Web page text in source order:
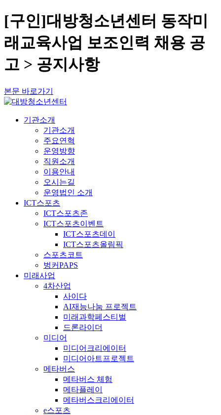
[구인]대방청소년센터 동작미
래교육사업 보조인력 채용 공
고 > 공지사항
본문 바로가기
기관소개
기관소개
주요연혁
운영방향
직원소개
이용안내
오시는길
운영법인 소개
ICT스포츠
ICT스포츠존
ICT스포츠이벤트
ICT스포츠데이
ICT스포츠올림픽
스포츠코트
벙커PAPS
미래사업
4차산업
사이다
AI재능나눔 프로젝트
미래과학페스티벌
드론라이더
미디어
미디어크리에이터
미디어아트프로젝트
메타버스
메타버스 체험
메타플레이
메타버스크리에이터
e스포츠